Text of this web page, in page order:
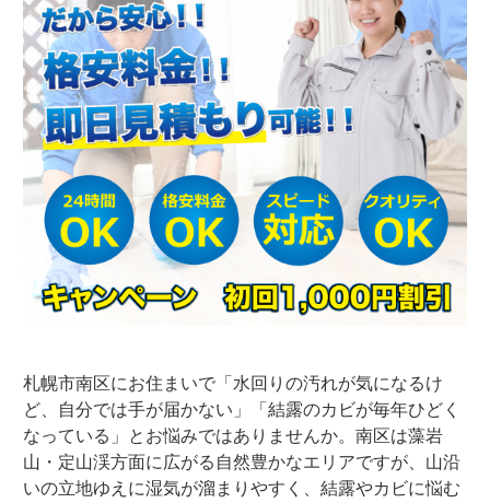
札幌市南区にお住まいで「水回りの汚れが気になるけ
ど、自分では手が届かない」「結露のカビが毎年ひどく
なっている」とお悩みではありませんか。南区は藻岩
山・定山渓方面に広がる自然豊かなエリアですが、山沿
いの立地ゆえに湿気が溜まりやすく、結露やカビに悩む